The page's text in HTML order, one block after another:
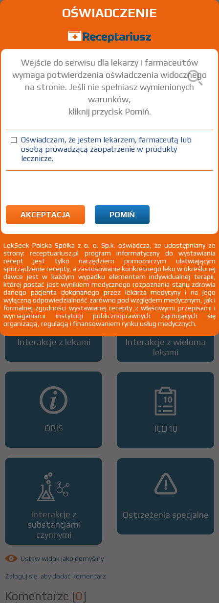
Clobederm ®
Clobetasol propionate
krem 0,5 mg/g 1 tuba 25 g Na skórę
100%
Wszystkie dawki leku
Interakcje z lekami
OPIS
Interakcje z
substancjami
czynnymi
ATC
Interakcje z wieloma
lekami
ICD10
Ostrzeżenia specjalne
Ustaw widok jako domyślny
Zaloguj się, aby dodać komentarz
Komentarze [0]
OŚWIADCZENIE
Wejście do serwisu dla lekarzy i farmaceutów
wymaga potwierdzenia oświadczenia widocznego
na stronie. Jeśli nie spełniasz wymienionych
warunków,
kliknij przycisk Pomiń.
Oświadczam, że jestem lekarzem, farmaceutą lub
osobą prowadzącą zaopatrzenie w produkty
lecznicze.
AKCEPTACJA POMIŃ
LekSeek Polska Spółka z o. o. Sp.k. oświadcza, że udostępniany ze
strony: receptuariusz.pl program informatyczny do wystawiania
recept jest tylko narzędziem pomocniczym ułatwiającym
sporządzenie recepty, a zastosowanie konkretnego leku w określonej
dawce jest w każdym wypadku elementem indywidualnej terapii,
której postać jest wynikiem medycznego rozpoznania stanu zdrowia
danego pacjenta dokonanego przez lekarza medycyny i na jego
wyłączną odpowiedzialność zarówno pod względem medycznym, jak i
formalnej zgodności wystawianej recepty z właściwymi przepisami i
wymaganiami instytucji publicznoprawnych zajmujących się
organizacją, regulacją i finansowaniem rynku usług medycznych.